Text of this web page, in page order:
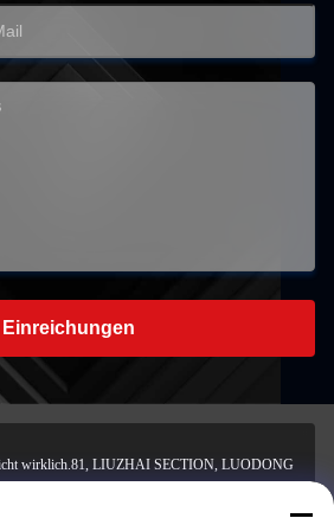
Einreichungen
wirklich.81, LIUZHAI SECTION, LUODONG